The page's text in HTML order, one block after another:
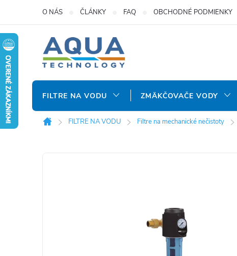
obsah
O NÁS ČLÁNKY FAQ OBCHODNÉ PODMIENKY
FILTRE NA VODU ZMÄKČOVAČE VODY
Domov
FILTRE NA VODU Filtre na mechanické nečistoty